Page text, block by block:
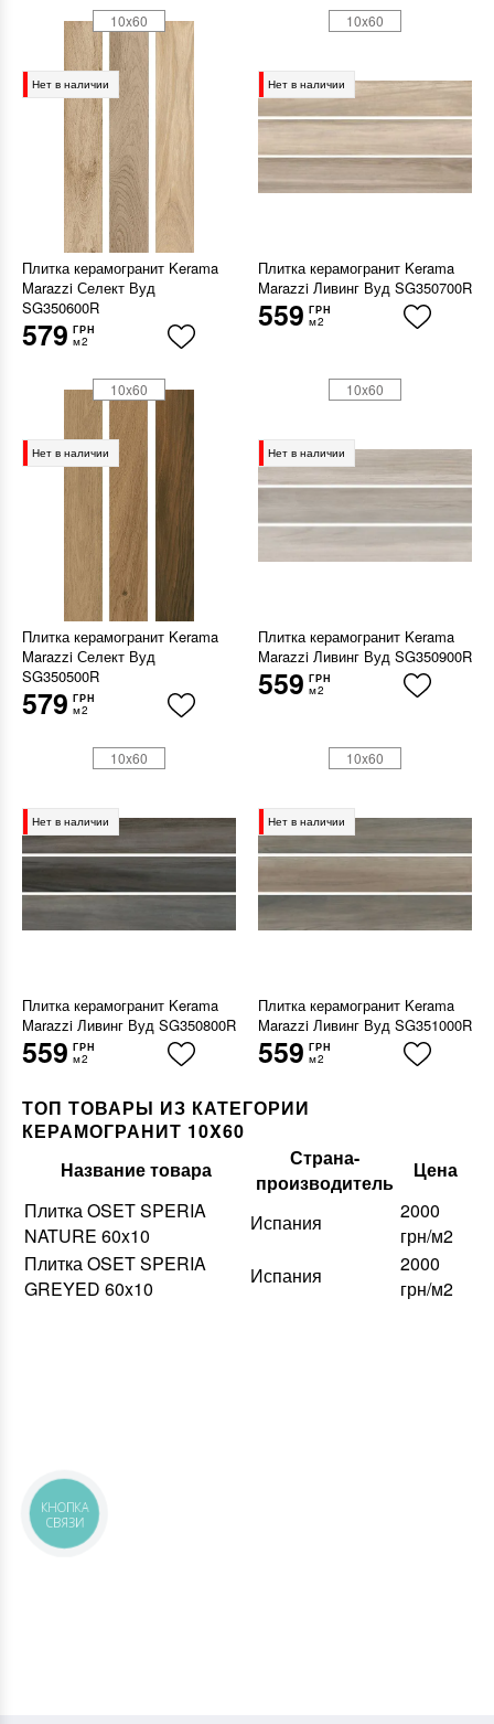
Нет в наличии
Плитка керамогранит Kerama
Marazzi Селект Вуд
SG350600R
579 ГРН
м2
10x60
Нет в наличии
Плитка керамогранит Kerama
Marazzi Ливинг Вуд SG350700R
559 ГРН
м2
10x60
Нет в наличии
Плитка керамогранит Kerama
Marazzi Селект Вуд
SG350500R
579 ГРН
м2
10x60
Нет в наличии
Плитка керамогранит Kerama
Marazzi Ливинг Вуд SG350900R
559 ГРН
м2
10x60
Нет в наличии
Плитка керамогранит Kerama
Marazzi Ливинг Вуд SG350800R
559 ГРН
м2
10x60
Нет в наличии
Плитка керамогранит Kerama
Marazzi Ливинг Вуд SG351000R
559 ГРН
м2
10x60
ТОП ТОВАРЫ ИЗ КАТЕГОРИИ
КЕРАМОГРАНИТ 10X60
Название товара
Страна-
производитель
Цена
Плитка OSET SPERIA
NATURE 60x10
Испания
2000
грн/м2
Плитка OSET SPERIA
GREYED 60x10
Испания
2000
грн/м2
КНОПКА
СВЯЗИ